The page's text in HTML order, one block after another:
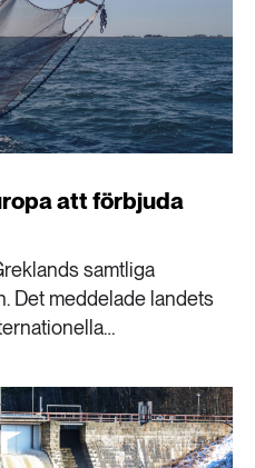
att förbjuda
samtliga
Det meddelade landets